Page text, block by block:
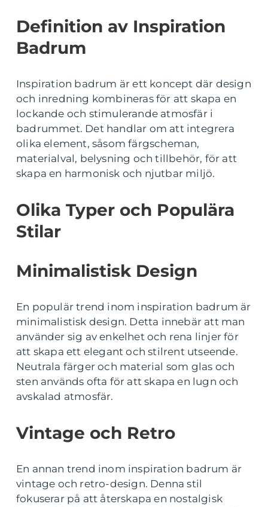
Definition av Inspiration
Badrum
Inspiration badrum är ett koncept där design
och inredning kombineras för att skapa en
lockande och stimulerande atmosfär i
badrummet. Det handlar om att integrera
olika element, såsom färgscheman,
materialval, belysning och tillbehör, för att
skapa en harmonisk och njutbar miljö.
Olika Typer och Populära
Stilar
Minimalistisk Design
En populär trend inom inspiration badrum är
minimalistisk design. Detta innebär att man
använder sig av enkelhet och rena linjer för
att skapa ett elegant och stilrent utseende.
Neutrala färger och material som glas och
sten används ofta för att skapa en lugn och
avskalad atmosfär.
Vintage och Retro
En annan trend inom inspiration badrum är
vintage och retro-design. Denna stil
fokuserar på att återskapa en nostalgisk